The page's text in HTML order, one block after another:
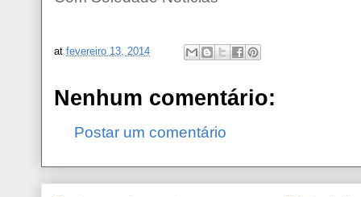
at fevereiro 13, 2014
Nenhum comentário:
Postar um comentário